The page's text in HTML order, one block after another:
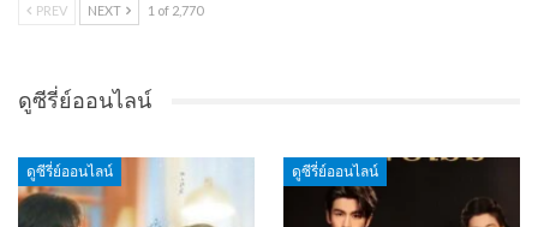
PREV NEXT 1 of 2,770
ดูซีรี่ย์ออนไลน์
ดูซีรี่ย์ออนไลน์ ดูซีรี่ย์ออนไลน์